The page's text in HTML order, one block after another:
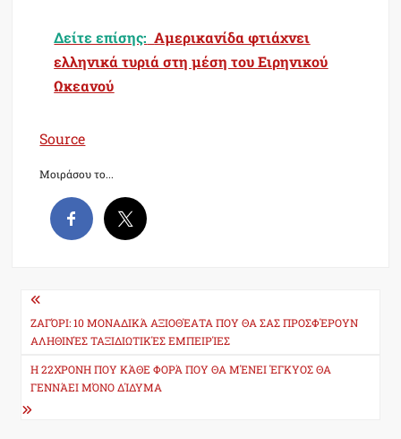
Δείτε επίσης: Αμερικανίδα φτιάχνει
ελληνικά τυριά στη μέση του Ειρηνικού
Ωκεανού
Source
Μοιράσου το...
Post
navigation
ΖΑΓΌΡΙ: 10 ΜΟΝΑΔΙΚΆ ΑΞΙΟΘΈΑΤΑ ΠΟΥ ΘΑ ΣΑΣ ΠΡΟΣΦΈΡΟΥΝ
ΑΛΗΘΙΝΈΣ ΤΑΞΙΔΙΩΤΙΚΈΣ ΕΜΠΕΙΡΊΕΣ
Η 22ΧΡΟΝΗ ΠΟΥ ΚΆΘΕ ΦΟΡΆ ΠΟΥ ΘΑ ΜΈΝΕΙ ΈΓΚΥΟΣ ΘΑ
ΓΕΝΝΆΕΙ ΜΌΝΟ ΔΊΔΥΜΑ